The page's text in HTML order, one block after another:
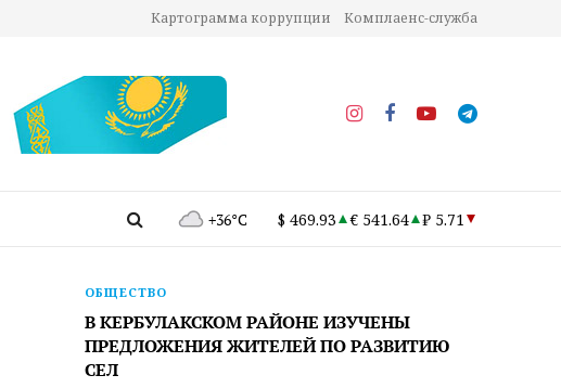
Картограмма коррупции Комплаенс-служба
+36°C $ 469.93 € 541.64 ₽ 5.71
ОБЩЕСТВО
В КЕРБУЛАКСКОМ РАЙОНЕ ИЗУЧЕНЫ
ПРЕДЛОЖЕНИЯ ЖИТЕЛЕЙ ПО РАЗВИТИЮ
СЕЛ